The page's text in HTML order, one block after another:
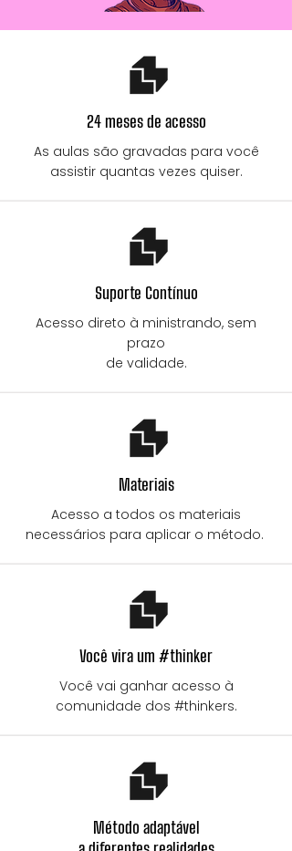
24 meses de acesso
As aulas são gravadas para você
assistir quantas vezes quiser.
Suporte Contínuo
Acesso direto à ministrando, sem
prazo
de validade.
Materiais
Acesso a todos os materiais
necessários para aplicar o método.
Você vira um #thinker
Você vai ganhar acesso à
comunidade dos #thinkers.
Método adaptável